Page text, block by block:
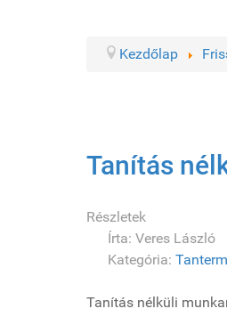
Kezdőlap
Tanítás
Részletek
Írta: Veres László
Kategória:
Tanítás nélküli